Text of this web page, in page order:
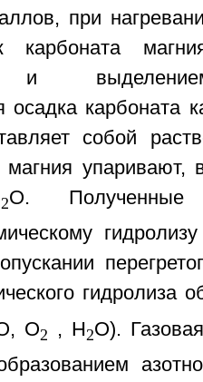
при
карбоната
и
осадка карбоната
собой
магния упаривают,
2O. Полученные
гидролиза
О2 , Н2O).